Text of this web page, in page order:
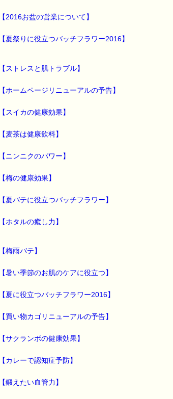
た時
です。
です。
稿もお待ちしております。
けの eクーポン券 プレゼント ━━━━━━━━☆
******
円（3等）の範囲内で割引きになります。
い物カゴで内容確認する際に決定します。
ろ・サポート」などの割引き商品は対象外です。
き1枚しかご利用いただけません。
トをご覧ください。
ただいたお客様だけにお届けする限定配信メールで
2016お盆の営業について】
夏祭りに役立つバッチフラワー2016】
ストレスと肌トラブル】
ホームページリニューアルの予告】
スイカの健康効果】
麦茶は健康飲料】
ニンニクのパワー】
梅の健康効果】
夏バテに役立つバッチフラワー】
ホタルの癒し力】
梅雨バテ】
暑い季節のお肌のケアに役立つ】
夏に役立つバッチフラワー2016】
買い物カゴリニューアルの予告】
サクランボの健康効果】
カレーで認知症予防】
鍛えたい血管力】